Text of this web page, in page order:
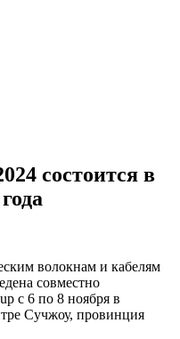
состоится в
волокнам и кабелям
совместно
с 6 по 8 ноября в
Сучжоу, провинция